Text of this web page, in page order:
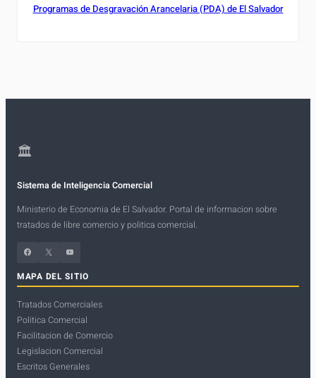
Programas de Desgravación Arancelaria (PDA) de El Salvador
🏛
Sistema de Inteligencia Comercial
Ministerio de Economia de El Salvador. Portal de informacion sobre
tratados de libre comercio y politica comercial.
Facebook X
YouTube
MAPA DEL SITIO
Tratados Comerciales
Politica Comercial
Facilitacion de Comercio
Legislacion Comercial
Escritos Generales